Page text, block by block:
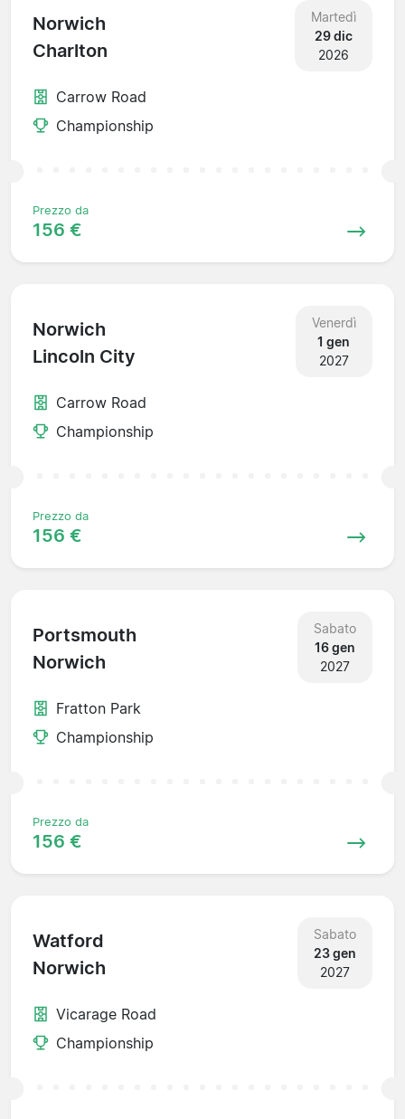
Norwich
Charlton
Martedì
29 dic
2026
Carrow Road
Championship
Prezzo da
156 €
Norwich
Lincoln City
Venerdì
1 gen
2027
Carrow Road
Championship
Prezzo da
156 €
Portsmouth
Norwich
Sabato
16 gen
2027
Fratton Park
Championship
Prezzo da
156 €
Watford
Norwich
Sabato
23 gen
2027
Vicarage Road
Championship